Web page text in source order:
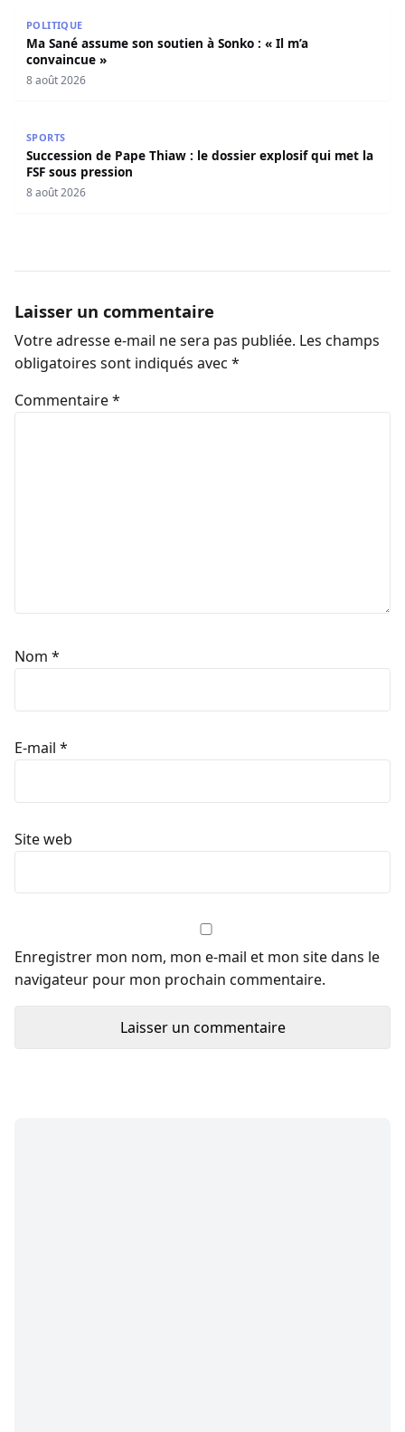
POLITIQUE
Ma Sané assume son soutien à Sonko : « Il m’a
convaincue »
8 août 2026
SPORTS
Succession de Pape Thiaw : le dossier explosif qui met la
FSF sous pression
8 août 2026
Laisser un commentaire
Votre adresse e-mail ne sera pas publiée. Les champs
obligatoires sont indiqués avec *
Commentaire*
Nom *
E-mail *
Site web
Enregistrer mon nom, mon e-mail et mon site dans le
navigateur pour mon prochain commentaire.